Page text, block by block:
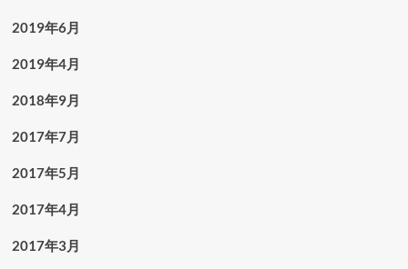
2019年6月
2019年4月
2018年9月
2017年7月
2017年5月
2017年4月
2017年3月